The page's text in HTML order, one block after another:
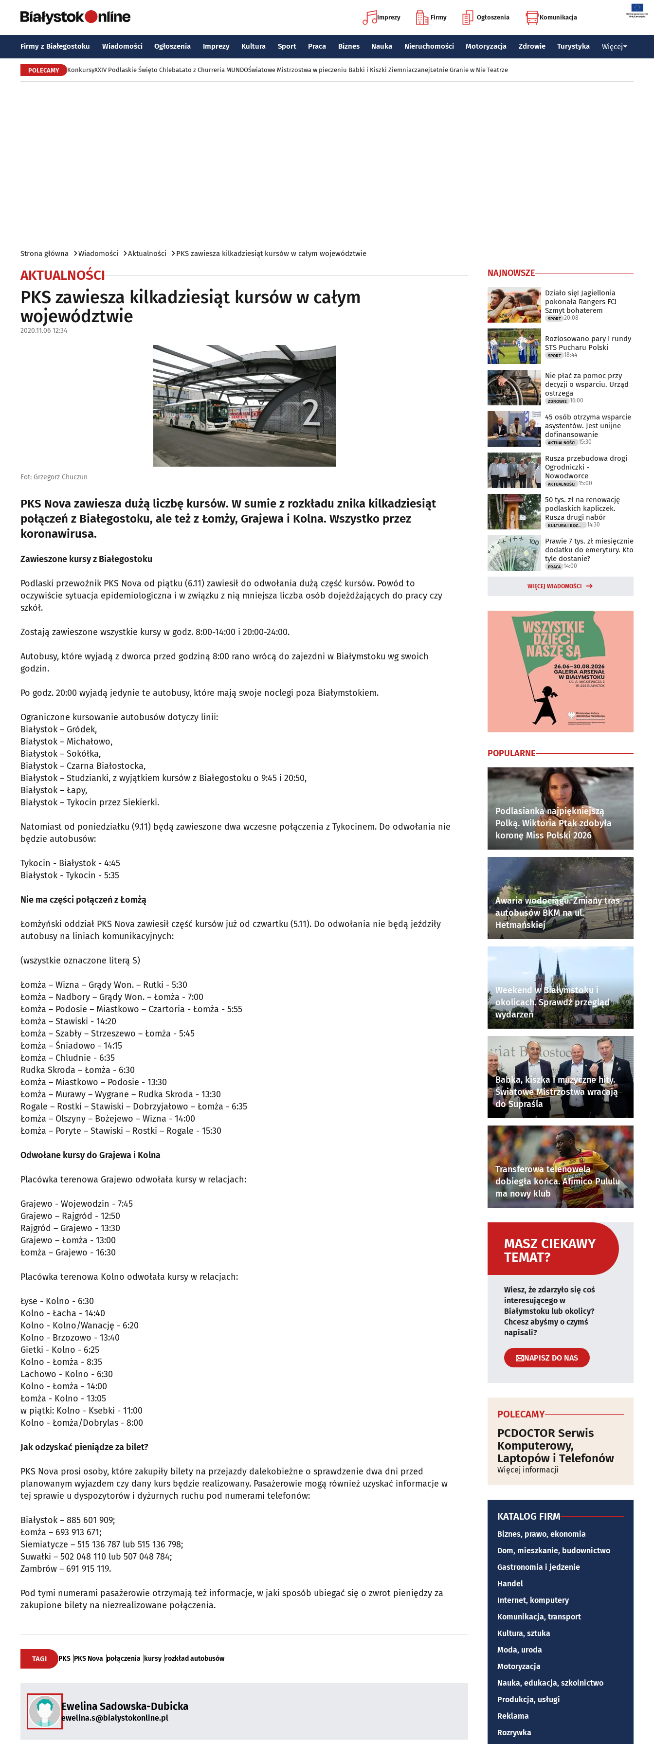
Imprezy Firmy Ogłoszenia Komunikacja
Firmy z Białegostoku Wiadomości Ogłoszenia Imprezy Kultura Sport Praca Biznes Nauka Nieruchomości Motoryzacja Zdrowie Turystyka Więcej
POLECAMY KonkursyXXIV Podlaskie Święto ChlebaLato z Churreria MUNDOŚwiatowe Mistrzostwa w pieczeniu Babki i Kiszki ZiemniaczanejLetnie Granie w Nie Teatrze
Strona główna Wiadomości Aktualności PKS zawiesza kilkadziesiąt kursów w całym województwie
AKTUALNOŚCI
PKS zawiesza kilkadziesiąt kursów w całym
województwie
2020.11.06 12:34
Fot: Grzegorz Chuczun
PKS Nova zawiesza dużą liczbę kursów. W sumie z rozkładu znika kilkadziesiąt
połączeń z Białegostoku, ale też z Łomży, Grajewa i Kolna. Wszystko przez
koronawirusa.
Zawieszone kursy z Białegostoku
Podlaski przewoźnik PKS Nova od piątku (6.11) zawiesił do odwołania dużą część kursów. Powód to
oczywiście sytuacja epidemiologiczna i w związku z nią mniejsza liczba osób dojeżdżających do pracy czy
szkół.
Zostają zawieszone wszystkie kursy w godz. 8:00-14:00 i 20:00-24:00.
Autobusy, które wyjadą z dworca przed godziną 8:00 rano wrócą do zajezdni w Białymstoku wg swoich
godzin.
Po godz. 20:00 wyjadą jedynie te autobusy, które mają swoje noclegi poza Białymstokiem.
Ograniczone kursowanie autobusów dotyczy linii:
Białystok – Gródek,
Białystok – Michałowo,
Białystok – Sokółka,
Białystok – Czarna Białostocka,
Białystok – Studzianki, z wyjątkiem kursów z Białegostoku o 9:45 i 20:50,
Białystok – Łapy,
Białystok – Tykocin przez Siekierki.
Natomiast od poniedziałku (9.11) będą zawieszone dwa wczesne połączenia z Tykocinem. Do odwołania nie
będzie autobusów:
Tykocin - Białystok - 4:45
Białystok - Tykocin - 5:35
Nie ma części połączeń z Łomżą
Łomżyński oddział PKS Nova zawiesił część kursów już od czwartku (5.11). Do odwołania nie będą jeździły
autobusy na liniach komunikacyjnych:
(wszystkie oznaczone literą S)
Łomża – Wizna – Grądy Won. – Rutki - 5:30
Łomża – Nadbory – Grądy Won. – Łomża - 7:00
Łomża – Podosie – Miastkowo – Czartoria - Łomża - 5:55
Łomża – Stawiski - 14:20
Łomża – Szabły – Strzeszewo – Łomża - 5:45
Łomża – Śniadowo - 14:15
Łomża – Chludnie - 6:35
Rudka Skroda – Łomża - 6:30
Łomża – Miastkowo – Podosie - 13:30
Łomża – Murawy – Wygrane – Rudka Skroda - 13:30
Rogale – Rostki – Stawiski – Dobrzyjałowo – Łomża - 6:35
Łomża – Olszyny – Bożejewo – Wizna - 14:00
Łomża – Poryte – Stawiski – Rostki – Rogale - 15:30
Odwołane kursy do Grajewa i Kolna
Placówka terenowa Grajewo odwołała kursy w relacjach:
Grajewo - Wojewodzin - 7:45
Grajewo – Rajgród - 12:50
Rajgród – Grajewo - 13:30
Grajewo – Łomża - 13:00
Łomża – Grajewo - 16:30
Placówka terenowa Kolno odwołała kursy w relacjach:
Łyse - Kolno - 6:30
Kolno - Łacha - 14:40
Kolno - Kolno/Wanację - 6:20
Kolno - Brzozowo - 13:40
Gietki - Kolno - 6:25
Kolno - Łomża - 8:35
Lachowo - Kolno - 6:30
Kolno - Łomża - 14:00
Łomża - Kolno - 13:05
w piątki: Kolno - Ksebki - 11:00
Kolno - Łomża/Dobrylas - 8:00
Jak odzyskać pieniądze za bilet?
PKS Nova prosi osoby, które zakupiły bilety na przejazdy dalekobieżne o sprawdzenie dwa dni przed
planowanym wyjazdem czy dany kurs będzie realizowany. Pasażerowie mogą również uzyskać informacje w
tej sprawie u dyspozytorów i dyżurnych ruchu pod numerami telefonów:
Białystok – 885 601 909;
Łomża – 693 913 671;
Siemiatycze – 515 136 787 lub 515 136 798;
Suwałki – 502 048 110 lub 507 048 784;
Zambrów – 691 915 119.
Pod tymi numerami pasażerowie otrzymają też informacje, w jaki sposób ubiegać się o zwrot pieniędzy za
zakupione bilety na niezrealizowane połączenia.
TAGI PKS PKS Nova połączenia kursy rozkład autobusów
Ewelina Sadowska-Dubicka
ewelina.s@bialystokonline.pl
NAJNOWSZE
Działo się! Jagiellonia
pokonała Rangers FC!
Szmyt bohaterem
SPORT 20:08
Rozlosowano pary I rundy
STS Pucharu Polski
SPORT 18:44
Nie płać za pomoc przy
decyzji o wsparciu. Urząd
ostrzega
ZDROWIE 16:00
45 osób otrzyma wsparcie
asystentów. Jest unijne
dofinansowanie
AKTUALNOŚCI 15:30
Rusza przebudowa drogi
Ogrodniczki -
Nowodworce
AKTUALNOŚCI 15:00
50 tys. zł na renowację
podlaskich kapliczek.
Rusza drugi nabór
14:30
Prawie 7 tys. zł miesięcznie
dodatku do emerytury. Kto
tyle dostanie?
PRACA 14:00
WIĘCEJ WIADOMOŚCI
POPULARNE
Podlasianka najpiękniejszą
Polką. Wiktoria Ptak zdobyła
koronę Miss Polski 2026
Awaria wodociągu. Zmiany tras
autobusów BKM na ul.
Hetmańskiej
Weekend w Białymstoku i
okolicach. Sprawdź przegląd
wydarzeń
Babka, kiszka i muzyczne hity.
Światowe Mistrzostwa wracają
do Supraśla
Transferowa telenowela
dobiegła końca. Afimico Pululu
ma nowy klub
MASZ CIEKAWY
TEMAT?
Wiesz, że zdarzyło się coś
interesującego w
Białymstoku lub okolicy?
Chcesz abyśmy o czymś
napisali?
NAPISZ DO NAS
POLECAMY
PCDOCTOR Serwis
Komputerowy,
Laptopów i Telefonów
Więcej informacji
KATALOG FIRM
Biznes, prawo, ekonomia
Dom, mieszkanie, budownictwo
Gastronomia i jedzenie
Handel
Internet, komputery
Komunikacja, transport
Kultura, sztuka
Moda, uroda
Motoryzacja
Nauka, edukacja, szkolnictwo
Produkcja, usługi
Reklama
Rozrywka